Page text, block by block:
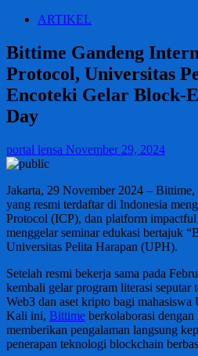
ARTIKEL
Bittime Gandeng
Protocol, Universitas
Encoteki Gelar Block-
Day
portal lensa November 29, 2024
Jakarta, 29 November 2024 –
yang resmi terdaftar di Indonesia
Protocol (ICP), dan platform
menggelar seminar edukasi bertajuk
Universitas Pelita Harapan (UPH).
Setelah resmi bekerja sama pada
kembali gelar program literasi
Web3 dan aset kripto bagi mahasiswa
Kali ini, Bittime berkolaborasi
memberikan pengalaman langsung
penerapan teknologi blockchain